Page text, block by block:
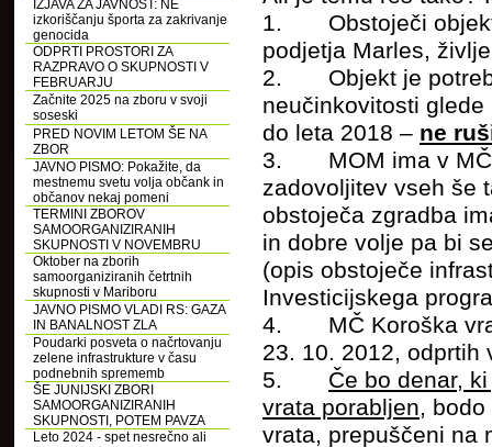
IZJAVA ZA JAVNOST: NE
izkoriščanju športa za zakrivanje
genocida
ODPRTI PROSTORI ZA
RAZPRAVO O SKUPNOSTI V
FEBRUARJU
Začnite 2025 na zboru v svoji
soseski
PRED NOVIM LETOM ŠE NA
ZBOR
JAVNO PISMO: Pokažite, da
mestnemu svetu volja občank in
občanov nekaj pomeni
TERMINI ZBOROV
SAMOORGANIZIRANIH
SKUPNOSTI V NOVEMBRU
Oktober na zborih
samoorganiziranih četrtnih
skupnosti v Mariboru
JAVNO PISMO VLADI RS: GAZA
IN BANALNOST ZLA
Poudarki posveta o načrtovanju
zelene infrastrukture v času
podnebnih sprememb
ŠE JUNIJSKI ZBORI
SAMOORGANIZIRANIH
SKUPNOSTI, POTEM PAVZA
Leto 2024 - spet nesrečno ali
1. Obstoječi objekt
podjetja Marles,
2. Objekt je
neučinkovitosti
do leta 2018 – ne
3. MOM ima v MČ
zadovoljitev vseh še
obstoječa zgradba
in dobre volje pa bi
(opis obstoječe
Investicijskega
4. MČ Koroška
23. 10. 2012, odprtih
5. Če bo denar,
vrata porabljen,
vrata, prepuščeni na